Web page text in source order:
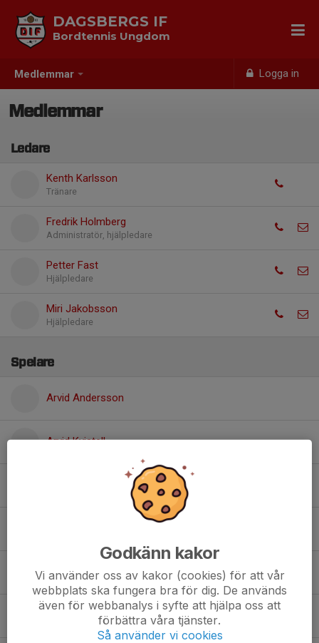
Medlemmar Logga in
DAGSBERGS IF
Bordtennis Ungdom
Medlemmar
Ledare
Kenth Karlsson
Tränare
Fredrik Holmberg
Administratör, hjälpledare
Petter Fast
Hjälpledare
Miri Jakobsson
Hjälpledare
Spelare
Arvid Andersson
Arvid Kvistell
Ellen Askenberg
Elvin Skoglund
Godkänn kakor
Vi använder oss av kakor (cookies) för att vår
webbplats ska fungera bra för dig. De används
även för webbanalys i syfte att hjälpa oss att
förbättra våra tjänster.
Så använder vi cookies